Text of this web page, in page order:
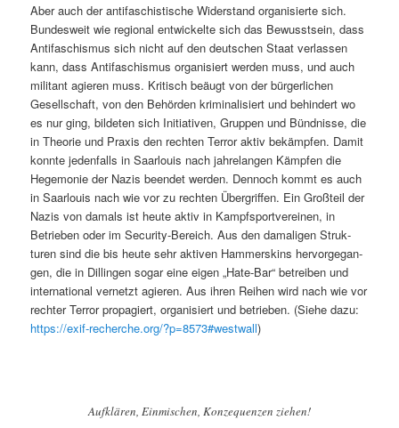
Aber auch der antifaschis­tis­che Wider­stand organ­isierte sich.
Bun­desweit wie region­al entwick­elte sich das Bewusst­sein, dass
Antifaschis­mus sich nicht auf den deutschen Staat ver­lassen
kann, dass Antifaschis­mus organ­isiert wer­den muss, und auch
mil­i­tant agieren muss. Kri­tisch beäugt von der bürg­er­lichen
Gesellschaft, von den Behör­den krim­i­nal­isiert und behin­dert wo
es nur ging, bilde­ten sich Ini­tia­tiv­en, Grup­pen und Bünd­nisse, die
in The­o­rie und Prax­is den recht­en Ter­ror aktiv bekämpfen. Damit
kon­nte jeden­falls in Saar­louis nach jahre­lan­gen Kämpfen die
Hege­monie der Nazis been­det wer­den. Den­noch kommt es auch
in Saar­louis nach wie vor zu recht­en Über­grif­f­en. Ein Großteil der
Nazis von damals ist heute aktiv in Kampf­s­portvere­inen, in
Betrieben oder im Secu­ri­ty-Bere­ich. Aus den dama­li­gen Struk­
turen sind die bis heute sehr aktiv­en Ham­mer­skins her­vorge­gan­
gen, die in Dillin­gen sog­ar eine eigen „Hate-Bar“ betreiben und
inter­na­tion­al ver­net­zt agieren. Aus ihren Rei­hen wird nach wie vor
rechter Ter­ror propagiert, organ­isiert und betrieben. (Siehe dazu:
https://exif-recherche.org/?p=8573#westwall)
Aufk­lären, Ein­mis­chen, Konze­quen­zen ziehen!